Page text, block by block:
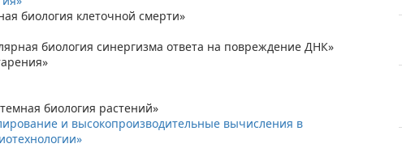
биология клеточной смерти»
биология синергизма ответа на повреждение ДНК»
биология растений»
и высокопроизводительные вычисления в